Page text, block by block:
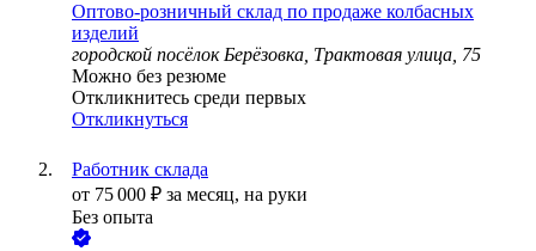
Оптово-розничный склад по продаже колбасных
изделий
городской посёлок Берёзовка, Трактовая улица, 75
Можно без резюме
Откликнитесь среди первых
Откликнуться
Работник склада
от 75 000 ₽ за месяц, на руки
Без опыта